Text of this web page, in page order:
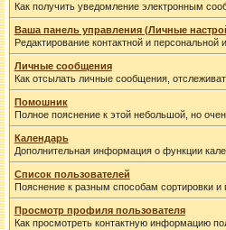
Как получить уведомление электронным
Ваша панель управления (Личные
Редактирование контактной и
Личные сообщения
Как отсылать личные сообщения,
Помошник
Полное пояснение к этой небольшой, но
Календарь
Дополнительная информация о функции
Список пользователей
Пояснение к разным способам сортировки
Просмотр профиля пользователя
Как просмотреть контактную информацию